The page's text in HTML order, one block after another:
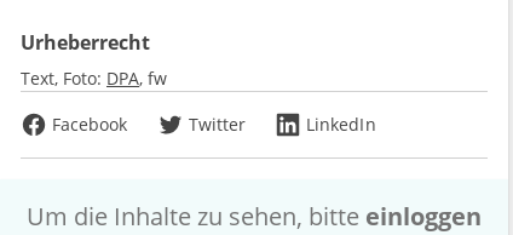
Urheberrecht
Text, Foto: DPA fw
Facebook
Twitter LinkedIn
Um die Inhalte zu sehen, bitte einloggen